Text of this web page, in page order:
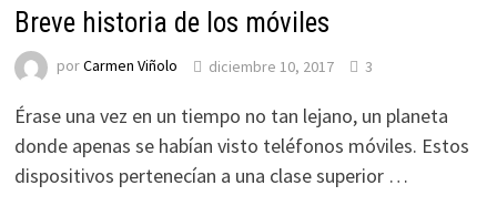
Breve historia de los móviles
porCarmen Viñolo diciembre 10, 2017 3
Érase una vez en un tiempo no tan lejano, un planeta
donde apenas se habían visto teléfonos móviles. Estos
dispositivos pertenecían a una clase superior …